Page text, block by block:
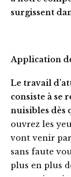
surgissent
Application
Le travail
consiste à se
nuisibles dès
ouvrez les
vont venir
sans faute
plus en plus